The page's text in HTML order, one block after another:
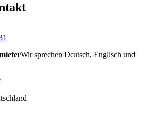
Wir sprechen Deutsch, Englisch und